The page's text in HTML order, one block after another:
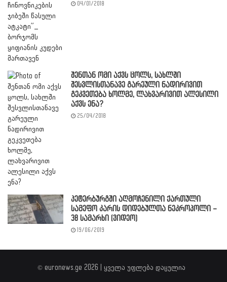
04/01/2018
შენთან ომი აქვს ცოლს, სახლში
შესვლისთანავე გარეული ნადირივით
გეკვეთება ხოლმე, ლახვარივით ალესილი
აქვს ენა?
25/04/2018
პეტერბურგში აღმოჩენილი ქართული
სამეფო კარის დიდებულთა ნეკროპოლი –
38 სამარხი (ვიდეო)
19/06/2019
© euronews.ge 2026 | ყველა უფლება დაცულია